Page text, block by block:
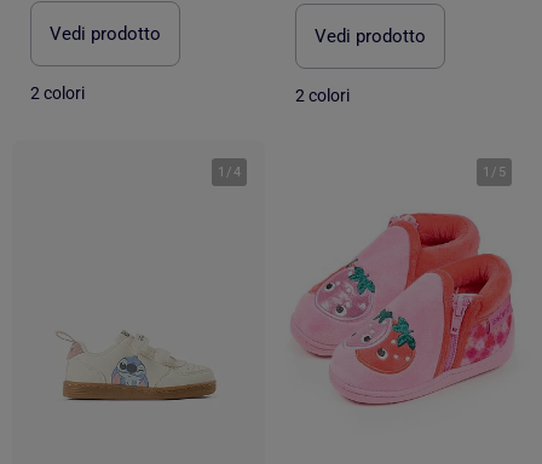
Vedi prodotto
2 colori
Vedi prodotto
2 colori
1 /4 1 / 5